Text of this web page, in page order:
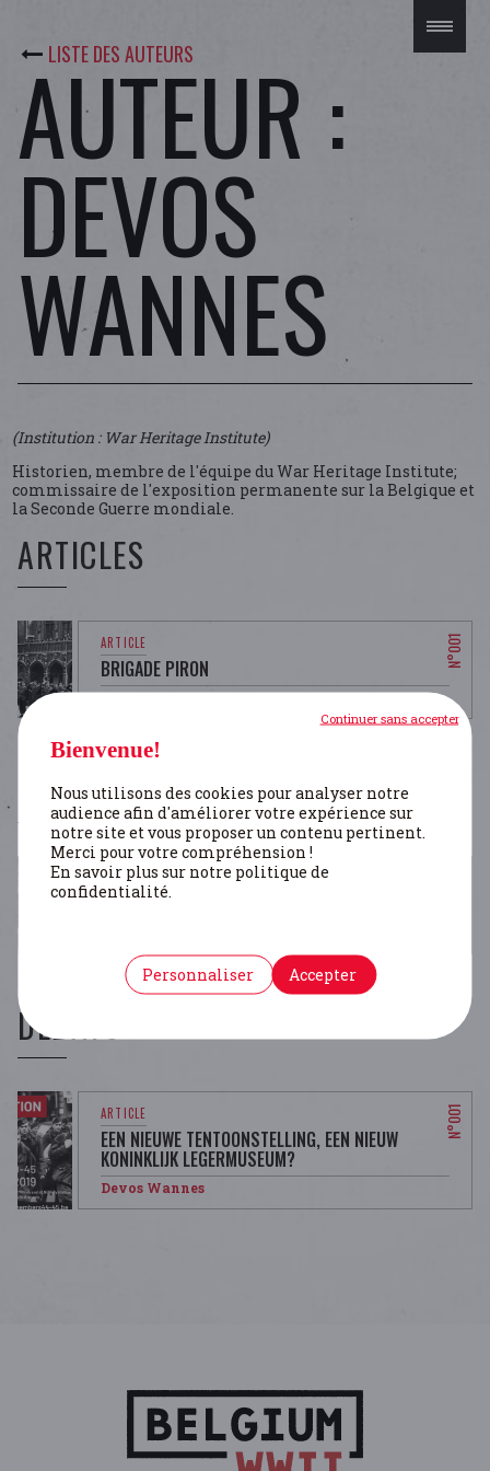
LISTE DES AUTEURS
AUTEUR :
DEVOS
WANNES
(Institution : War Heritage Institute)
Historien, membre de l'équipe du War Heritage Institute;
commissaire de l'exposition permanente sur la Belgique et
la Seconde Guerre mondiale.
ARTICLES
BRIGADE PIRON
Devos Wannes
PERSONNES
PIRON JEAN-BAPTISTE
DÉBATS
EEN NIEUWE TENTOONSTELLING, EEN NIEUW
KONINKLIJK LEGERMUSEUM?
Devos Wannes
Bienvenue!
Nous utilisons des cookies pour analyser notre
audience afin d'améliorer votre expérience sur
notre site et vous proposer un contenu pertinent.
Merci pour votre compréhension !
En savoir plus sur notre politique de
confidentialité.
Personnaliser Accepter
Continuer sans accepter